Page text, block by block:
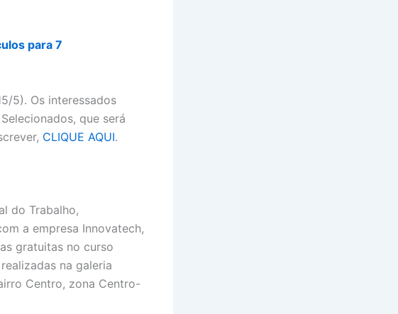
para 7
5). Os interessados
que será
CLIQUE AQUI.
do Trabalho,
a empresa Innovatech,
gratuitas no curso
na galeria
Centro, zona Centro-